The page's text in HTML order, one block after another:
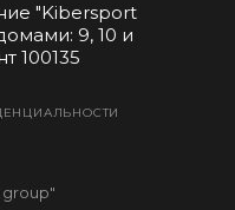
"Kibersport
9, 10 и
100135